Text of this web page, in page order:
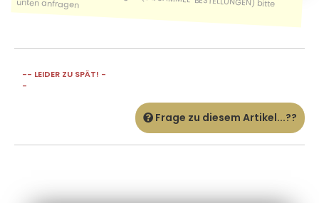
-- LEIDER ZU SPÄT! -
-
Frage zu diesem Artikel...??